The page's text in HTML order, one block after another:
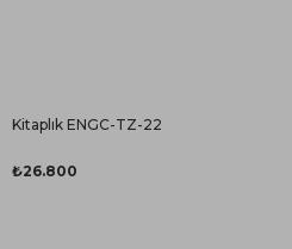
Kitaplık ENGC-TZ-22
₺26.800